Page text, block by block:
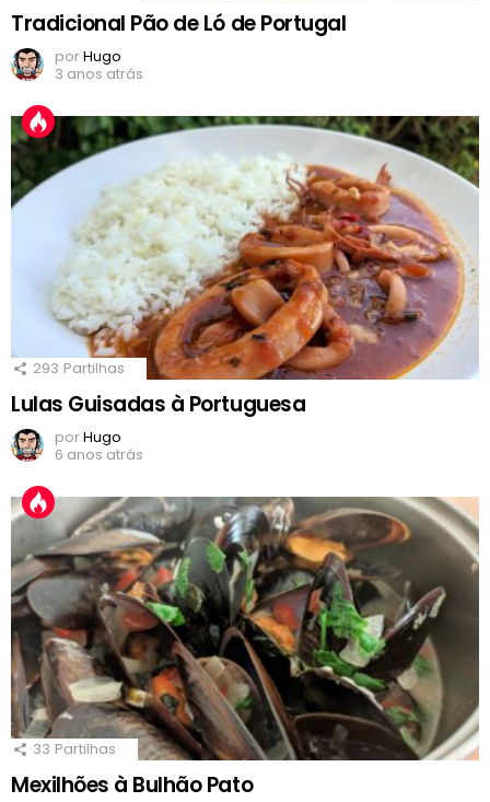
Tradicional Pão de Ló de Portugal
porHugo
3 anos atrás
293 Partilhas
Lulas Guisadas à Portuguesa
porHugo
6 anos atrás
33 Partilhas
Mexilhões à Bulhão Pato